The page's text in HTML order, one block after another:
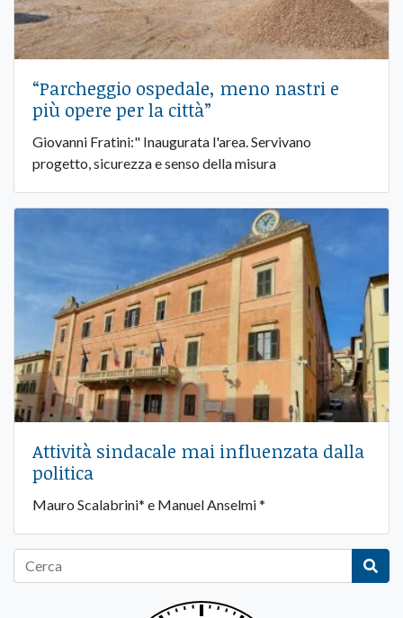
“Parcheggio ospedale, meno nastri e
più opere per la città”
Giovanni Fratini:" Inaugurata l'area. Servivano
progetto, sicurezza e senso della misura
Attività sindacale mai influenzata dalla
politica
Mauro Scalabrini* e Manuel Anselmi *